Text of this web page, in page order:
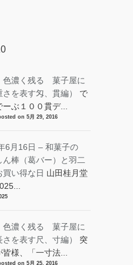
濃く残る 菓子屋に
を表す匁、貫編）
で
ぶ１００貫デ...
on 5月 29, 2016
6月16日 – 和菓子の
ん棒（葛バー）と羽二
買い得な日 山田桂月堂
濃く残る 菓子屋に
を表す尺、寸編）
突
様、「一寸法...
on 5月 25, 2016